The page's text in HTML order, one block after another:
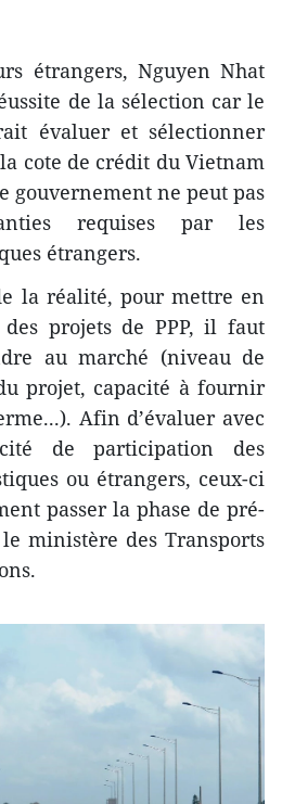
étrangers, Nguyen Nhat
de la sélection car le
évaluer et sélectionner
cote de crédit du Vietnam
gouvernement ne peut pas
requises par les
étrangers.
la réalité, pour mettre en
projets de PPP, il faut
au marché (niveau de
projet, capacité à fournir
Afin d’évaluer avec
de participation des
ou étrangers, ceux-ci
passer la phase de pré-
ministère des Transports